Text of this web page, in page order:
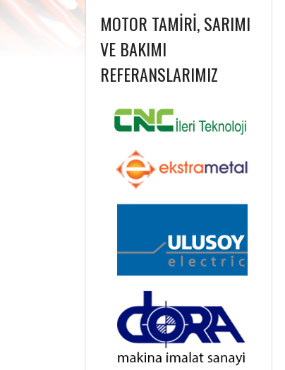
MOTOR TAMIRI, SARIMI
VE BAKIMI
REFERANSLARIMIZ